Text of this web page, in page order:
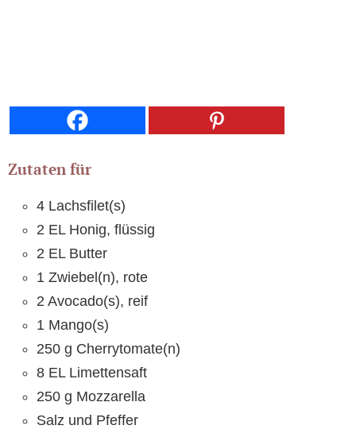
Zutaten für
4 Lachsfilet(s)
2 EL Honig, flüssig
2 EL Butter
1 Zwiebel(n), rote
2 Avocado(s), reif
1 Mango(s)
250 g Cherrytomate(n)
8 EL Limettensaft
250 g Mozzarella
Salz und Pfeffer